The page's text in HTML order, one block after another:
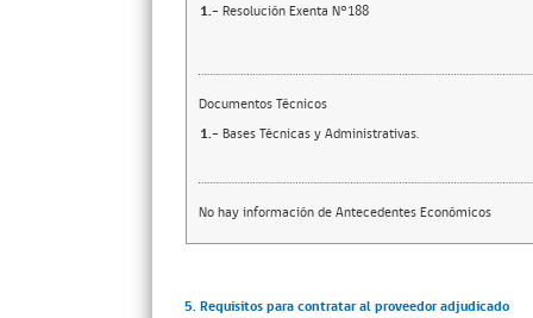
1.- Resolución Exenta N°188
Documentos Técnicos
1.- Bases Técnicas y Administrativas.
No hay información de Antecedentes Económicos
5. Requisitos para contratar al proveedor adjudicado